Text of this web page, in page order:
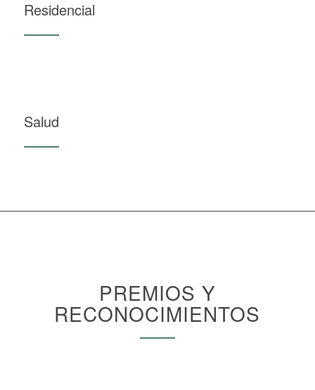
Residencial
Salud
PREMIOS Y
RECONOCIMIENTOS